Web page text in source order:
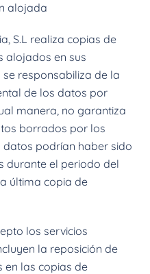
alojada
S.L realiza copias de
alojados en sus
responsabiliza de la
de los datos por
manera, no garantiza
borrados por los
datos podrían haber sido
durante el periodo del
última copia de
los servicios
la reposición de
en las copias de